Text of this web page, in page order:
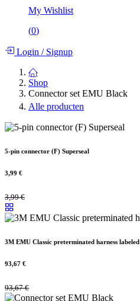
My Wishlist
(0)
Login /Signup
Shop
Connector set EMU Black
Alle producten
5-pin connector (F) Superseal
3,99 €
3,99€
3M EMU Classic preterminated harness labeled
93,67 €
93,67€